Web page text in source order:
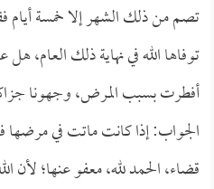
تصم من ذلك الشهر إلا خمسة
توفاها الله في نهاية ذلك العام،
أفطرت بسبب المرض، وجهونا
الجواب: إذا كانت ماتت في مرضها
قضاء، الحمد لله، معفو عنها؛ لأن